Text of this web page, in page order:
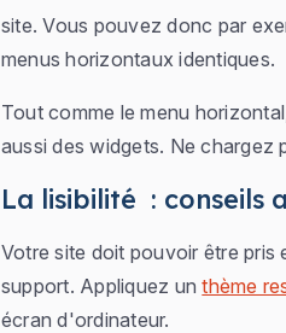
site. Vous pouvez donc par
menus horizontaux identiques.
Tout comme le menu
aussi des widgets. Ne chargez
La lisibilité : conseils
Votre site doit pouvoir être pris
support. Appliquez unthème
écran d'ordinateur.